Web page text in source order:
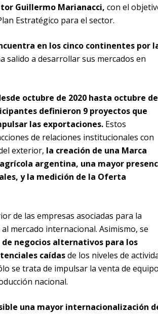
Guillermo Marianacci, con el
Estratégico para el sector.
en los cinco continentes por
salido a desarrollar sus mercados en
octubre de 2020 hasta octubre de
definieron 9 proyectos que
las exportaciones. Estos
de relaciones institucionales con
exterior, la creación de una Marca
argentina, una mayor
y la medición de la Oferta
de las empresas asociadas para la
mercado internacional. Asimismo, se
negocios alternativos para los
caídasde los niveles de
se trata de impulsar la venta de
nacional.
una mayor internacionalización